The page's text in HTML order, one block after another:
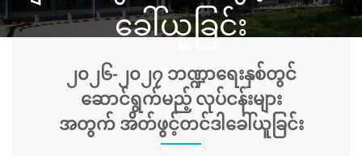
ခေါ်ယူခြင်း
၂၀၂၆-၂၀၂၇ ဘဏ္ဍာရေးနှစ်တွင်
ဆောင်ရွက်မည့် လုပ်ငန်းများ
အတွက် အိတ်ဖွင့်တင်ဒါခေါ်ယူခြင်း